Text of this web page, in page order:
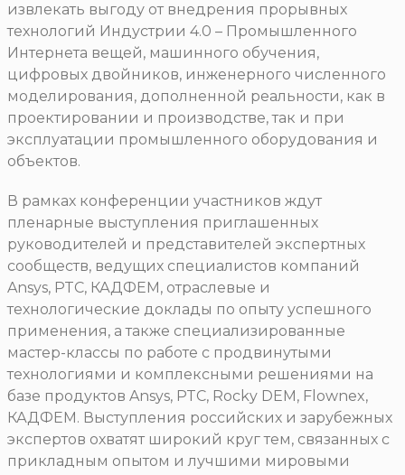
извлекать выгоду от внедрения прорывных
технологий Индустрии 4.0 – Промышленного
Интернета вещей, машинного обучения,
цифровых двойников, инженерного численного
моделирования, дополненной реальности, как в
проектировании и производстве, так и при
эксплуатации промышленного оборудования и
объектов.
В рамках конференции участников ждут
пленарные выступления приглашенных
руководителей и представителей экспертных
сообществ, ведущих специалистов компаний
Ansys, PTC, КАДФЕМ, отраслевые и
технологические доклады по опыту успешного
применения, а также специализированные
мастер-классы по работе с продвинутыми
технологиями и комплексными решениями на
базе продуктов Ansys, PTC, Rocky DEM, Flownex,
КАДФЕМ. Выступления российских и зарубежных
экспертов охватят широкий круг тем, связанных с
прикладным опытом и лучшими мировыми